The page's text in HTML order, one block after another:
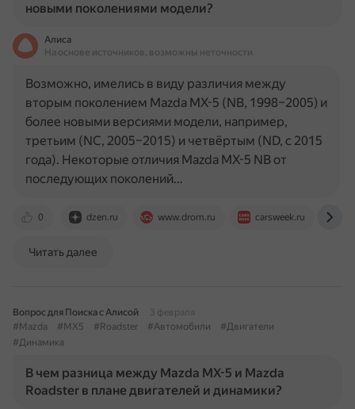
новыми поколениями модели?
Алиса
На основе источников, возможны неточности
0 dzen.ru www.drom.ru carsweek.ru
Возможно, имелись в виду различия между
вторым поколением Mazda MX-5 (NB, 1998–2005) и
более новыми версиями модели, например,
третьим (NC, 2005–2015) и четвёртым (ND, с 2015
года). Некоторые отличия Mazda MX-5 NB от
последующих поколений…
Читать далее
Вопрос для Поиска с Алисой
3 февраля
#Mazda
#MX5 #Roadster #Автомобили
#Двигатели
#Динамика
В чем разница между Mazda MX-5 и Mazda
Roadster в плане двигателей и динамики?